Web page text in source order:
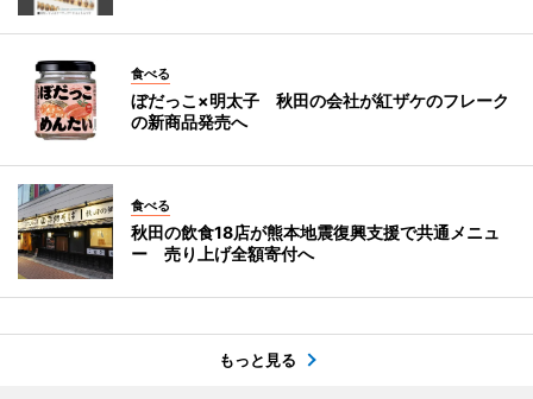
食べる
ぼだっこ×明太子 秋田の会社が紅ザケのフレーク
の新商品発売へ
食べる
秋田の飲食18店が熊本地震復興支援で共通メニュ
ー 売り上げ全額寄付へ
もっと見る